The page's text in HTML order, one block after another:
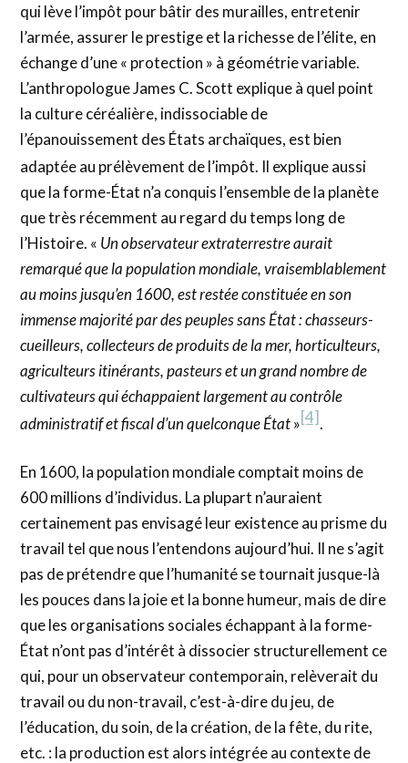
qui lève l’impôt pour bâtir des murailles, entretenir
l’armée, assurer le prestige et la richesse de l’élite, en
échange d’une « protection » à géométrie variable.
L’anthropologue James C. Scott explique à quel point
la culture céréalière, indissociable de
l’épanouissement des États archaïques, est bien
adaptée au prélèvement de l’impôt. Il explique aussi
que la forme-État n’a conquis l’ensemble de la planète
que très récemment au regard du temps long de
l’Histoire. « Un observateur extraterrestre aurait
remarqué que la population mondiale, vraisemblablement
au moins jusqu’en 1600, est restée constituée en son
immense majorité par des peuples sans État : chasseurs-
cueilleurs, collecteurs de produits de la mer, horticulteurs,
agriculteurs itinérants, pasteurs et un grand nombre de
cultivateurs qui échappaient largement au contrôle
administratif et fiscal d’un quelconque État»[4].
En 1600, la population mondiale comptait moins de
600 millions d’individus. La plupart n’auraient
certainement pas envisagé leur existence au prisme du
travail tel que nous l’entendons aujourd’hui. Il ne s’agit
pas de prétendre que l’humanité se tournait jusque-là
les pouces dans la joie et la bonne humeur, mais de dire
que les organisations sociales échappant à la forme-
État n’ont pas d’intérêt à dissocier structurellement ce
qui, pour un observateur contemporain, relèverait du
travail ou du non-travail, c’est-à-dire du jeu, de
l’éducation, du soin, de la création, de la fête, du rite,
etc. : la production est alors intégrée au contexte de